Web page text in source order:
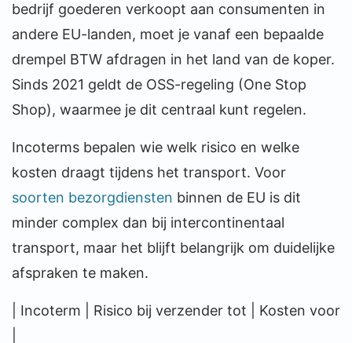
bedrijf goederen verkoopt aan consumenten in
andere EU-landen, moet je vanaf een bepaalde
drempel BTW afdragen in het land van de koper.
Sinds 2021 geldt de OSS-regeling (One Stop
Shop), waarmee je dit centraal kunt regelen.
Incoterms bepalen wie welk risico en welke
kosten draagt tijdens het transport. Voor
soorten bezorgdiensten binnen de EU is dit
minder complex dan bij intercontinentaal
transport, maar het blijft belangrijk om duidelijke
afspraken te maken.
| Incoterm | Risico bij verzender tot | Kosten voor